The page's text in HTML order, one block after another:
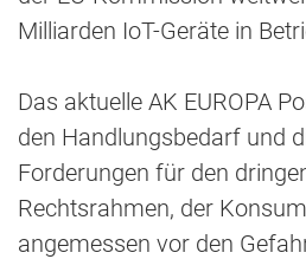
Milliarden IoT-Geräte in
Das aktuelle AK EUROPA
den Handlungsbedarf und
Forderungen für den
Rechtsrahmen, der
angemessen vor den